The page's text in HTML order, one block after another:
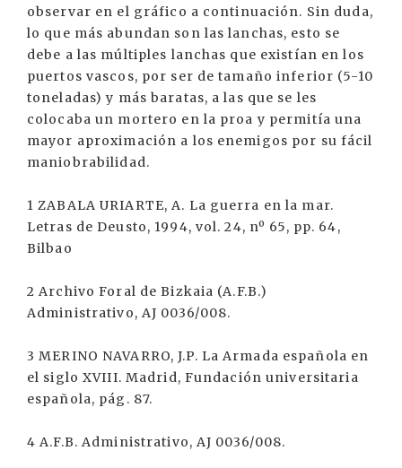
observar en el gráfico a continuación. Sin duda,
lo que más abundan son las lanchas, esto se
debe a las múltiples lanchas que existían en los
puertos vascos, por ser de tamaño inferior (5-10
toneladas) y más baratas, a las que se les
colocaba un mortero en la proa y permitía una
mayor aproximación a los enemigos por su fácil
maniobrabilidad.
1 ZABALA URIARTE, A. La guerra en la mar.
Letras de Deusto, 1994, vol. 24, nº 65, pp. 64,
Bilbao
2 Archivo Foral de Bizkaia (A.F.B.)
Administrativo, AJ 0036/008.
3 MERINO NAVARRO, J.P. La Armada española en
el siglo XVIII. Madrid, Fundación universitaria
española, pág. 87.
4 A.F.B. Administrativo, AJ 0036/008.